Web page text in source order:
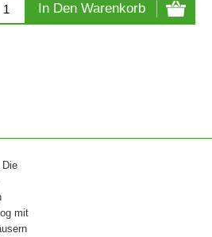
In Den Warenkorb
mit